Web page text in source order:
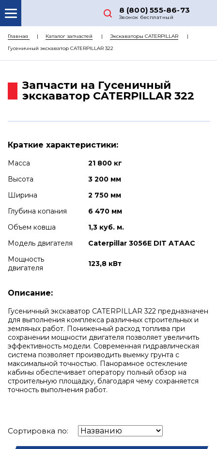
8 (800) 555-86-73
Звонок бесплатный
О НАС
КАТАЛОГ ЗАПЧАСТЕЙ
ДОСТАВКА
Главная Каталог запчастей
Экскаваторы CATERPILLAR
Гусеничный экскаватор CATERPILLAR 322
Запчасти на Гусеничный
экскаватор CATERPILLAR 322
Краткие характеристики:
Масса
21 800 кг
Высота
3 200 мм
Ширина
2 750 мм
Глубина копания
6 470 мм
Объем ковша
1,3 куб. м.
Модель двигателя
Caterpillar 3056E DIT ATAAC
Мощность
двигателя
123,8 кВт
Описание:
Гусеничный экскаватор CATERPILLAR 322 предназначен
для выполнения комплекса различных строительных и
земляных работ. Пониженный расход топлива при
сохранении мощности двигателя позволяет увеличить
эффективность модели. Современная гидравлическая
система позволяет производить выемку грунта с
максимальной точностью. Панорамное остекление
кабины обеспечивает оператору полный обзор на
строительную площадку, благодаря чему сохраняется
точность выполнения работ.
Сортировка по: